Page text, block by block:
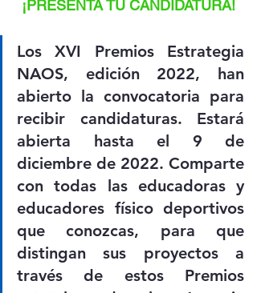
¡PRESENTA TU CANDIDATURA!
Los XVI Premios Estrategia
NAOS, edición 2022, han
abierto la convocatoria para
recibir candidaturas. Estará
abierta hasta el 9 de
diciembre de 2022. Comparte
con todas las educadoras y
educadores físico deportivos
que conozcas, para que
distingan sus proyectos a
través de estos Premios